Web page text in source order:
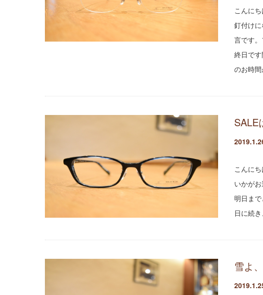
こんに
釘付け
言です
終日で
のお時
SALE
こんに
いかが
明日ま
日に続
雪よ